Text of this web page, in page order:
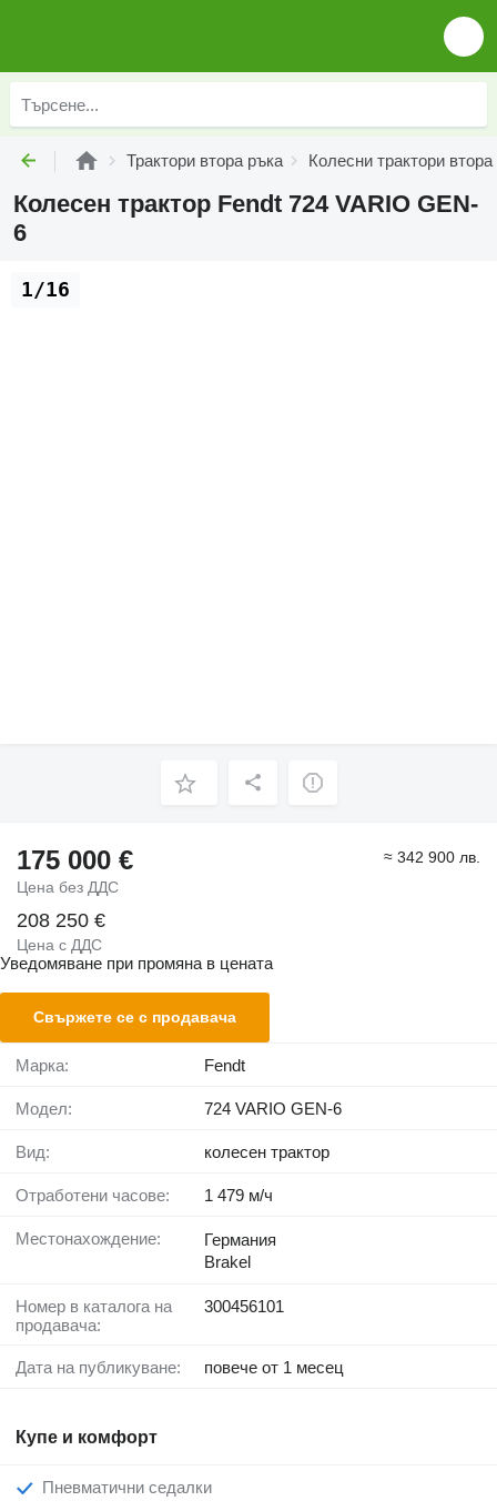
Трактори втора ръка Колесни трактори втора
Колесен трактор Fendt 724 VARIO GEN-
6
1/16
175 000 €
Цена без ДДС
≈ 342 900 лв.
208 250 €
Цена с ДДС
Уведомяване при промяна в цената
Свържете се с продавача
Марка: Fendt
Модел: 724 VARIO GEN-6
Вид: колесен трактор
Отработени часове: 1 479 м/ч
Местонахождение:
Германия
Brakel
Номер в каталога на
продавача:
300456101
Дата на публикуване: повече от 1 месец
Купе и комфорт
Пневматични седалки